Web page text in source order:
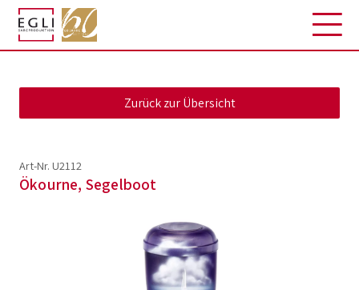
Art-Nr. U2112
Ökourne, Segelboot